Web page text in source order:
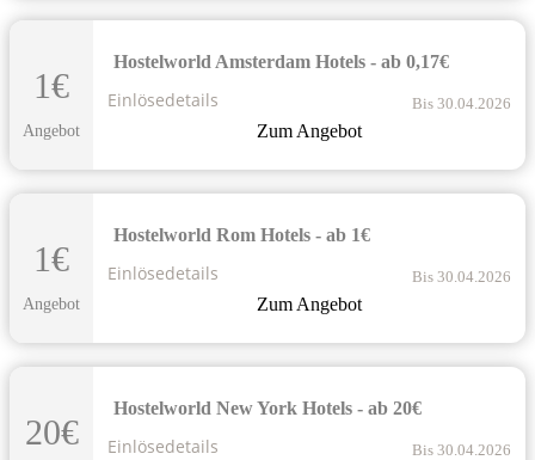
1€
Angebot
Hostelworld Amsterdam Hotels - ab 0,17€
Zum Angebot
Bis 30.04.2026
Einlösedetails
1€
Angebot
Hostelworld Rom Hotels - ab 1€
Zum Angebot
Bis 30.04.2026
Einlösedetails
20€
Hostelworld New York Hotels - ab 20€
Bis 30.04.2026
Einlösedetails